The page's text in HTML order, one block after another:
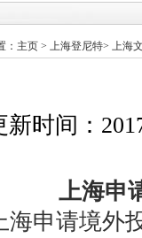
： 主页 > 上海登尼特> 上海
新时间：
上海申
海申请境外